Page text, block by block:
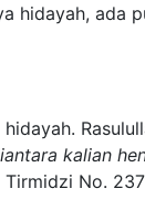
hidayah, ada
kalian
No.